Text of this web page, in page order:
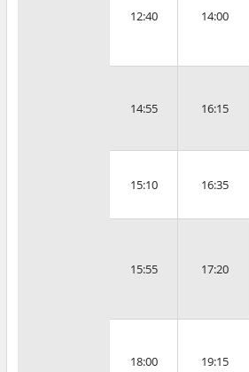
12:40 14:00
14:55 16:15
15:10 16:35
15:55 17:20
18:00 19:15